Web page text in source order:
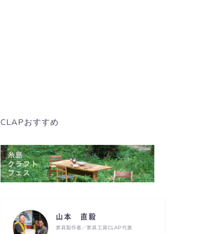
CLAPおすすめ
山本 直毅
家具製作者／家具工房CLAP代表